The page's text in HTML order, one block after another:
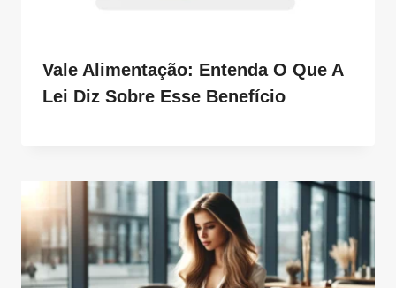
Vale Alimentação: Entenda O Que A
Lei Diz Sobre Esse Benefício